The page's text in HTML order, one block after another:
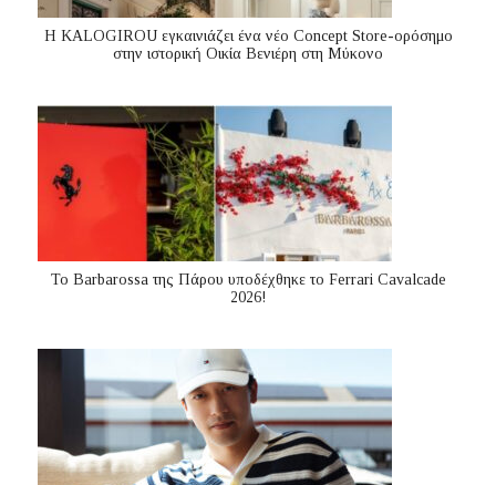
Η KALOGIROU εγκαινιάζει ένα νέο Concept Store-ορόσημο
στην ιστορική Οικία Βενιέρη στη Μύκονο
Το Barbarossa της Πάρου υποδέχθηκε το Ferrari Cavalcade
2026!